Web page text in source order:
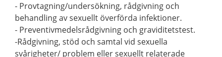
- Provtagning/undersökning, rådgivning och
behandling av sexuellt överförda infektioner.
- Preventivmedelsrådgivning och graviditetstest.
-Rådgivning, stöd och samtal vid sexuella
svårigheter/ problem eller sexuellt relaterade